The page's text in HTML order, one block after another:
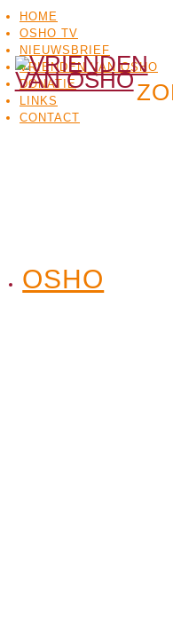
HOME
OSHO TV
NIEUWSBRIEF
VRIENDEN VAN OSHO
DONATIE
LINKS
CONTACT
OSHOOSHO